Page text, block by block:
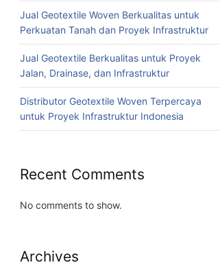
Jual Geotextile Woven Berkualitas untuk
Perkuatan Tanah dan Proyek Infrastruktur
Jual Geotextile Berkualitas untuk Proyek
Jalan, Drainase, dan Infrastruktur
Distributor Geotextile Woven Terpercaya
untuk Proyek Infrastruktur Indonesia
Recent Comments
No comments to show.
Archives